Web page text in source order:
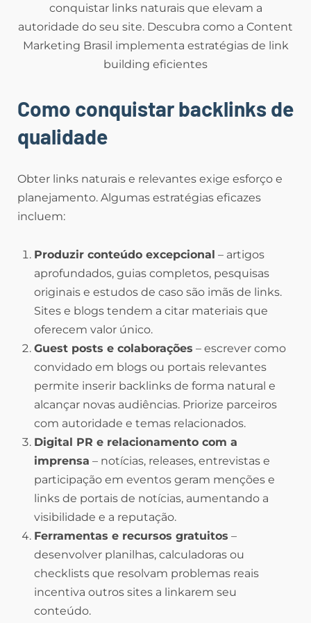
conquistar links naturais que elevam a
autoridade do seu site. Descubra como a Content
Marketing Brasil implementa estratégias de link
building eficientes
Como conquistar backlinks de
qualidade
Obter links naturais e relevantes exige esforço e
planejamento. Algumas estratégias eficazes
incluem:
Produzir conteúdo excepcional – artigos
aprofundados, guias completos, pesquisas
originais e estudos de caso são imãs de links.
Sites e blogs tendem a citar materiais que
oferecem valor único.
Guest posts e colaborações – escrever como
convidado em blogs ou portais relevantes
permite inserir backlinks de forma natural e
alcançar novas audiências. Priorize parceiros
com autoridade e temas relacionados.
Digital PR e relacionamento com a
imprensa – notícias, releases, entrevistas e
participação em eventos geram menções e
links de portais de notícias, aumentando a
visibilidade e a reputação.
Ferramentas e recursos gratuitos –
desenvolver planilhas, calculadoras ou
checklists que resolvam problemas reais
incentiva outros sites a linkarem seu
conteúdo.